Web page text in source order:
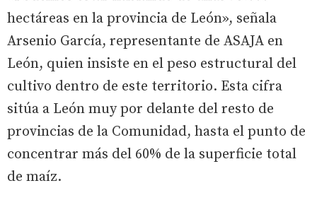
hectáreas en la provincia de León», señala
Arsenio García, representante de ASAJA en
León, quien insiste en el peso estructural del
cultivo dentro de este territorio. Esta cifra
sitúa a León muy por delante del resto de
provincias de la Comunidad, hasta el punto de
concentrar más del 60% de la superficie total
de maíz.